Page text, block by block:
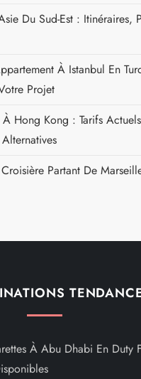
Du Sud-Est : Itinéraires,
À Istanbul En
Projet
À Hong Kong : Tarifs
Croisière Partant De
À Abu Dhabi En Duty